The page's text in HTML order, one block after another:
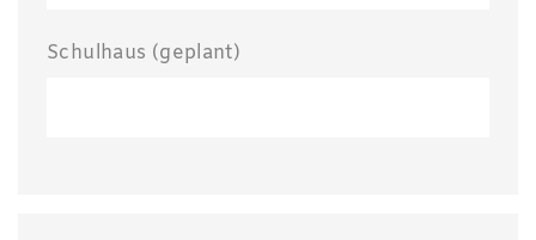
Schulhaus (geplant)